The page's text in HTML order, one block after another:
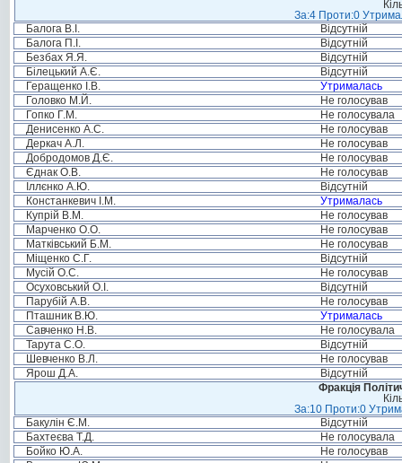
За:4 Проти:0
Балога В.І.
Відсутній
Балога П.І.
Відсутній
Безбах Я.Я.
Відсутній
Білецький А.Є.
Відсутній
Геращенко І.В.
Утрималась
Головко М.Й.
Не голосував
Гопко Г.М.
Не голосувала
Денисенко А.С.
Не голосував
Деркач А.Л.
Не голосував
Добродомов Д.Є.
Не голосував
Єднак О.В.
Не голосував
Іллєнко А.Ю.
Відсутній
Констанкевич І.М.
Утрималась
Купрій В.М.
Не голосував
Марченко О.О.
Не голосував
Матківський Б.М.
Не голосував
Міщенко С.Г.
Відсутній
Мусій О.С.
Не голосував
Осуховський О.І.
Відсутній
Парубій А.В.
Не голосував
Пташник В.Ю.
Утрималась
Савченко Н.В.
Не голосувала
Тарута С.О.
Відсутній
Шевченко В.Л.
Не голосував
Ярош Д.А.
Відсутній
Фракція
За:10 Проти:0
Бакулін Є.М.
Відсутній
Бахтеєва Т.Д.
Не голосувала
Бойко Ю.А.
Не голосував